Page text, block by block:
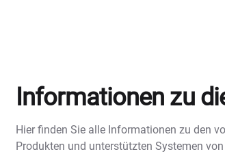
Informationen zu
Hier finden Sie alle Informationen zu den
Produkten und unterstützten Systemen